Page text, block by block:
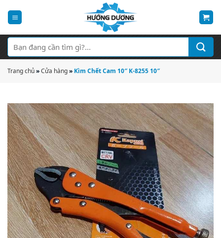
qua
dung
Tìm
kiếm:
Trang chủ»Cửa hàng» Kìm Chết Cam 10″ K-8255 10″